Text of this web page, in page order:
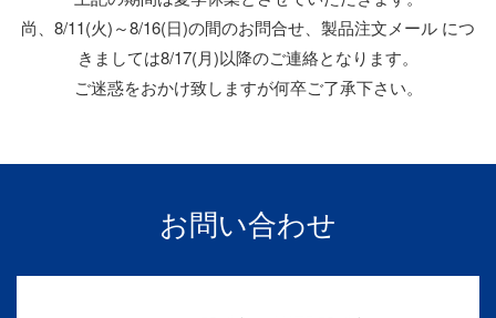
尚、8/11(火)～8/16(日)の間のお問合せ、製品注文メール につ
きましては8/17(月)以降のご連絡となります。
ご迷惑をおかけ致しますが何卒ご了承下さい。
お問い合わせ